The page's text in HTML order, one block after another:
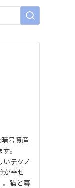
号資産
。
テクノ
が幸せ
。猫と暮